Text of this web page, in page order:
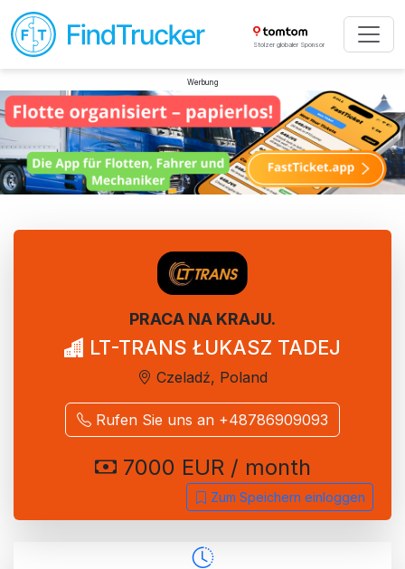
Stolzer globaler Sponsor
Werbung
PRACA NA KRAJU.
LT-TRANS ŁUKASZ TADEJ
Czeladź, Poland
Rufen Sie uns an +48786909093
7000 EUR / month
Zum Speichern einloggen